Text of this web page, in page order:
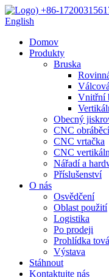
+86-
English
Domov
Produkty
Bruska
Vnitřní
Obecný
CNC
CNC vrtačka
CNC
Nářadí a
Příslušenství
O nás
Osvědčení
Oblast použití
Logistika
Po prodeji
Prohlídka
Výstava
Stáhnout
Kontaktujte nás